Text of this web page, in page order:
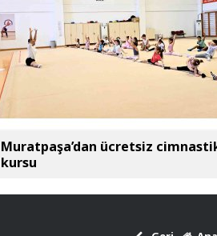
Muratpaşa’dan ücretsiz
kursu